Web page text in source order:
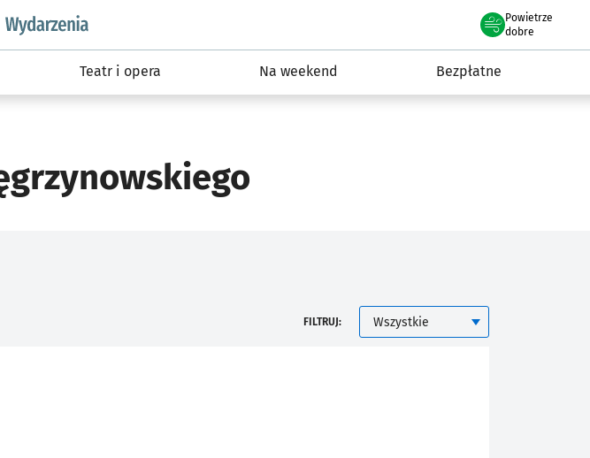
wroclaw.pl podserwis: Wydarzenia
Powietrze
we Wrocławiu
dobre
Teatr i opera Na weekend Bezpłatne
FILTRUJ: KATEGORIA